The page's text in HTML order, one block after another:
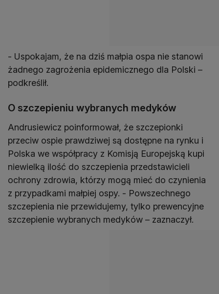
- Uspokajam, że na dziś małpia ospa nie stanowi
żadnego zagrożenia epidemicznego dla Polski –
podkreślił.
O szczepieniu wybranych medyków
Andrusiewicz poinformował, że szczepionki
przeciw ospie prawdziwej są dostępne na rynku i
Polska we współpracy z Komisją Europejską kupi
niewielką ilość do szczepienia przedstawicieli
ochrony zdrowia, którzy mogą mieć do czynienia
z przypadkami małpiej ospy. - Powszechnego
szczepienia nie przewidujemy, tylko prewencyjne
szczepienie wybranych medyków – zaznaczył.